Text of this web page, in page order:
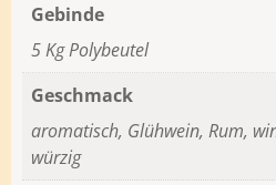
Gebinde
5 Kg Polybeutel
Geschmack
aromatisch, Glühwein, Rum,
würzig